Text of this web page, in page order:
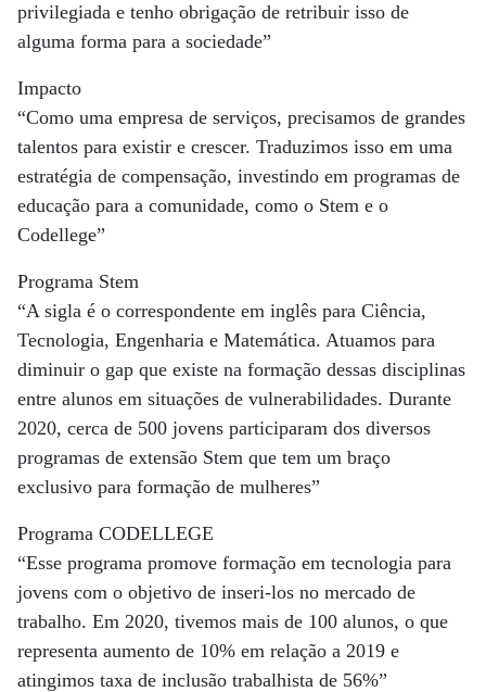
privilegiada e tenho obrigação de retribuir isso de
alguma forma para a sociedade”
Impacto
“Como uma empresa de serviços, precisamos de grandes
talentos para existir e crescer. Traduzimos isso em uma
estratégia de compensação, investindo em programas de
educação para a comunidade, como o Stem e o
Codellege”
Programa Stem
“A sigla é o correspondente em inglês para Ciência,
Tecnologia, Engenharia e Matemática. Atuamos para
diminuir o gap que existe na formação dessas disciplinas
entre alunos em situações de vulnerabilidades. Durante
2020, cerca de 500 jovens participaram dos diversos
programas de extensão Stem que tem um braço
exclusivo para formação de mulheres”
Programa CODELLEGE
“Esse programa promove formação em tecnologia para
jovens com o objetivo de inseri-los no mercado de
trabalho. Em 2020, tivemos mais de 100 alunos, o que
representa aumento de 10% em relação a 2019 e
atingimos taxa de inclusão trabalhista de 56%”